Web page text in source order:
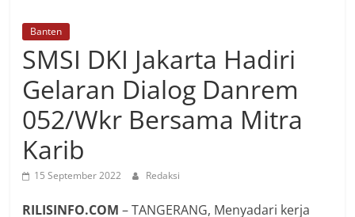
Banten
SMSI DKI Jakarta Hadiri
Gelaran Dialog Danrem
052/Wkr Bersama Mitra
Karib
15 September 2022 Redaksi
RILISINFO.COM – TANGERANG, Menyadari kerja